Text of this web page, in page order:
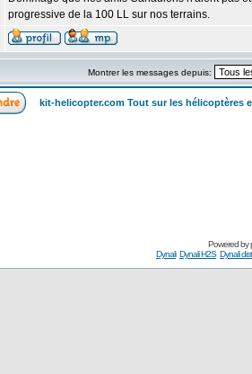
progressive de la 100 LL sur nos terrains.
Montrer les messages depuis:
kit-helicopter.com Tout sur les hélicoptères
Powered by
Dynali Dynali H2S Dynali